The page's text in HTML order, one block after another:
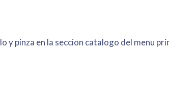
y pinza en la seccion catalogo del menu